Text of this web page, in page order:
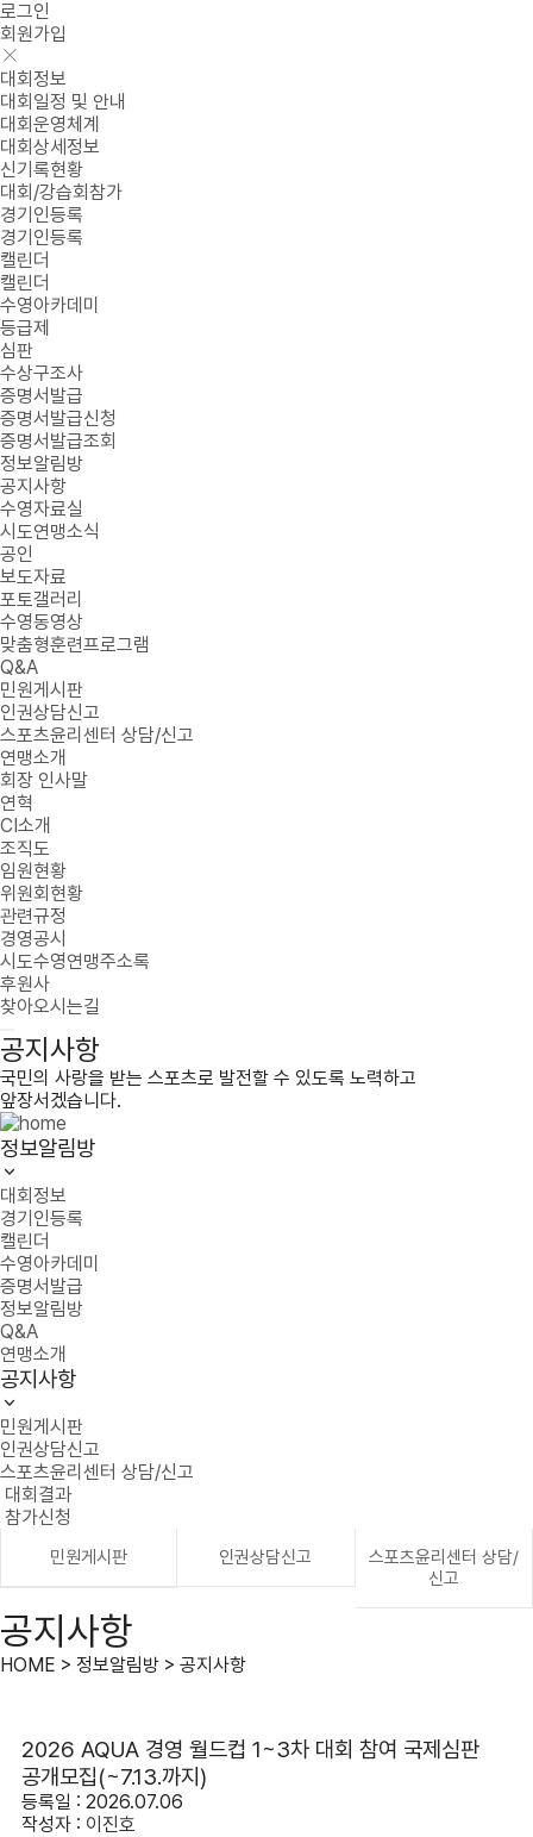
로그인
회원가입
대회정보
대회일정 및 안내
대회운영체계
대회상세정보
신기록현황
대회/강습회참가
경기인등록
경기인등록
캘린더
캘린더
수영아카데미
등급제
심판
수상구조사
증명서발급
증명서발급신청
증명서발급조회
정보알림방
공지사항
수영자료실
시도연맹소식
공인
보도자료
포토갤러리
수영동영상
맞춤형훈련프로그램
Q&A
민원게시판
인권상담신고
스포츠윤리센터 상담/신고
연맹소개
회장 인사말
연혁
CI소개
조직도
임원현황
위원회현황
관련규정
경영공시
시도수영연맹주소록
후원사
찾아오시는길
공지사항
국민의 사랑을 받는 스포츠로 발전할 수 있도록 노력하고
앞장서겠습니다.
정보알림방
대회정보
경기인등록
캘린더
수영아카데미
증명서발급
정보알림방
Q&A
연맹소개
공지사항
민원게시판
인권상담신고
스포츠윤리센터 상담/신고
대회결과
참가신청
민원게시판 인권상담신고
스포츠윤리센터 상담/
신고
공지사항
HOME > 정보알림방 > 공지사항
2026 AQUA 경영 월드컵 1~3차 대회 참여 국제심판
공개모집(~7.13.까지)
등록일 : 2026.07.06
작성자 : 이진호